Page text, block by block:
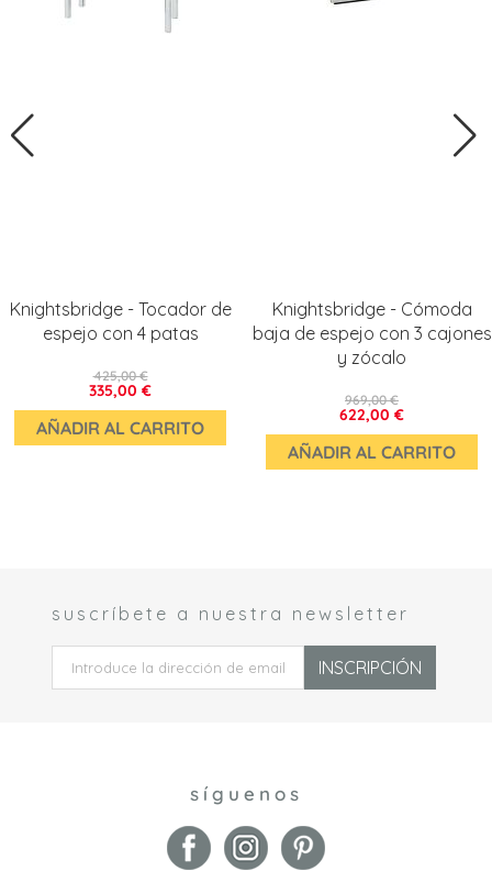
Knightsbridge - Tocador de
espejo con 4 patas
335,00 €
425,00 €
AÑADIR AL CARRITO
Knightsbridge - Cómoda
baja de espejo con 3 cajones
y zócalo
622,00 €
969,00 €
AÑADIR AL CARRITO
suscríbete a nuestra newsletter
INSCRIPCIÓN
síguenos